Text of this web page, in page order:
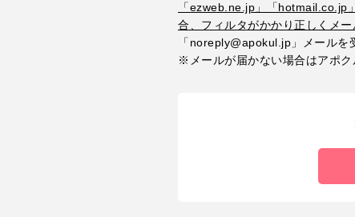
「ezweb.ne.jp」「hotmail.co.jp
合、フィルタがかかり正しくメ
「noreply@apokul.jp」メールを
※メールが届かない場合はアポク